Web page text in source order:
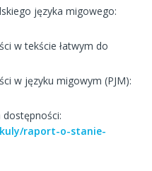
języka migowego:
w tekście łatwym do
w języku migowym (PJM):
raport-o-stanie-